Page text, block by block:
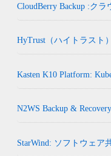
CloudBerry Backup :ク
HyTrust（ハイトラスト
Kasten K10 Platform:
N2WS Backup &
StarWind: ソフトウェア